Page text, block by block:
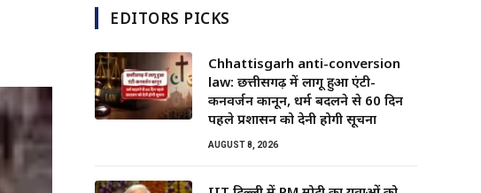
EDITORS PICKS
Chhattisgarh anti-conversion
law: छत्तीसगढ़ में लागू हुआ एंटी-
कनवर्जन कानून, धर्म बदलने से 60 दिन
पहले प्रशासन को देनी होगी सूचना
AUGUST 8, 2026